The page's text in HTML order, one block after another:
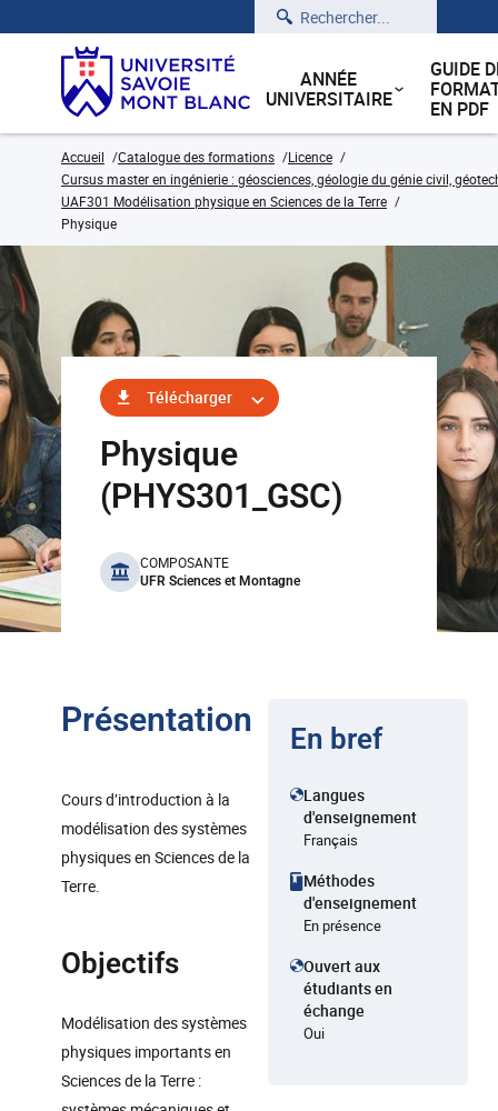
Rechercher
ANNÉE
UNIVERSITAIRE
GUIDE
EN PDF
Accueil Catalogue des formations
Licence
Cursus master en ingénierie : géosciences, géologie du génie civil,
UAF301 Modélisation physique en Sciences de la Terre
Physique
Télécharger
Physique
(PHYS301_GSC)
benefits
COMPOSANTE
UFR Sciences et Montagne
Présentation
Cours d’introduction à la
modélisation des systèmes
physiques en Sciences de la
Terre.
Objectifs
Modélisation des systèmes
physiques importants en
Sciences de la Terre :
En bref
Langues
d'enseignement
Français
Méthodes
d'enseignement
En présence
Ouvert aux
étudiants en
échange
Oui